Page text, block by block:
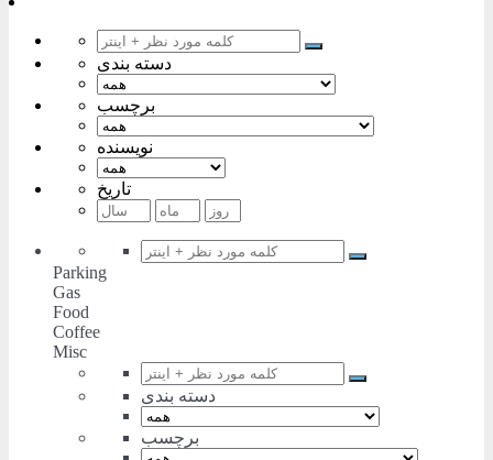
دسته بندی
برچسب
نویسنده
تاریخ
Parking
Gas
Food
Coffee
Misc
دسته بندی
برچسب